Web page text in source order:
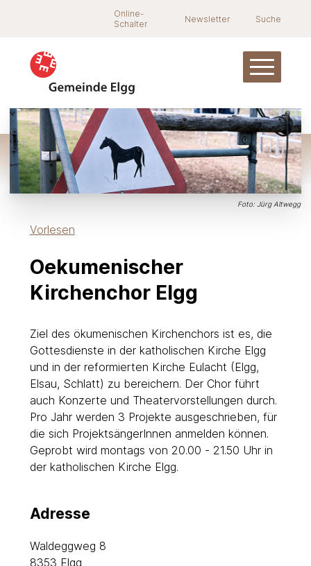
Navigieren in Elgg
SchnellnavigationOnline-
Schalter
Newsletter Suche
Foto: Jürg Altwegg
Vorlesen
Oekumenischer
Kirchenchor Elgg
Ziel des ökumenischen Kirchenchors ist es, die
Gottesdienste in der katholischen Kirche Elgg
und in der reformierten Kirche Eulacht (Elgg,
Elsau, Schlatt) zu bereichern. Der Chor führt
auch Konzerte und Theatervorstellungen durch.
Pro Jahr werden 3 Projekte ausgeschrieben, für
die sich ProjektsängerInnen anmelden können.
Geprobt wird montags von 20.00 - 21.50 Uhr in
der katholischen Kirche Elgg.
Adresse
Waldeggweg 8
8353 Elgg